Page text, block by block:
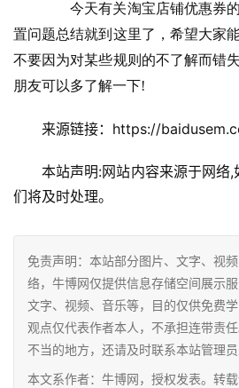
今天有关淘宝店铺优惠券的
置问题总结就到这里了，希望大家
不要因为对某些规则的不了解而错
朋友可以多了解一下!
来源链接：https://
本站声明:网站内容来源于网络
们将及时处理。
免责声明：本站部分图片、文字、视
络，牛博网仅提供信息存储空间展示
文字、视频、音乐等，目的仅供免费
观点仅代表作者本人，不承担连带责
不当的地方，还请及时联系本站管理员
本文系作者：牛博网，授权发表。转载